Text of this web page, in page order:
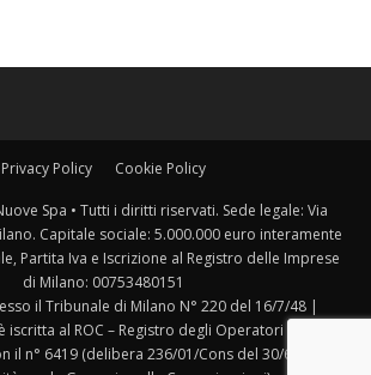
Privacy Policy Cookie Policy
Spa • Tutti i diritti riservati. Sede legale: Via
Capitale sociale: 5.000.000 euro interamente
Partita Iva e Iscrizione al Registro delle Imprese
di Milano: 00753480151
il Tribunale di Milano N° 220 del 16/7/48 |
iscritta al ROC – Registro degli Operatori della
il n° 6419 (delibera 236/01/Cons del 30/6/2001